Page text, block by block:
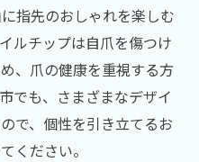
指先のおしゃれを楽しむ
ルチップは自爪を傷つけ
、爪の健康を重視する方
でも、さまざまなデザイ
で、個性を引き立てるお
ください。